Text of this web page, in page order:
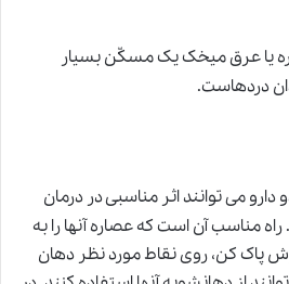
یا عرق میخک یک مسکّن بسیار
دردهاست.
دارو می توانند اثر مناسبی در درمان
مناسب آن است که عصاره آنها را به
پاک کن، روی نقاط مورد نظر دهان